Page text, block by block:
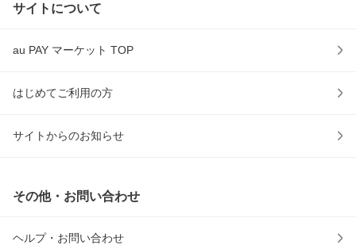
サイトについて
au PAY マーケット TOP
はじめてご利用の方
サイトからのお知らせ
その他・お問い合わせ
ヘルプ・お問い合わせ